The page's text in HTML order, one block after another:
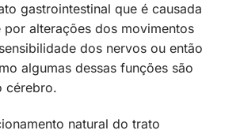
gastrointestinal que é causada
por alterações dos movimentos
dos nervos ou então
algumas dessas funções são
cérebro.
natural do trato